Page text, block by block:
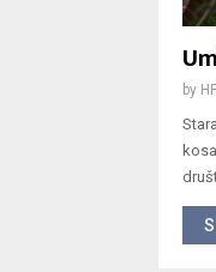
by HF